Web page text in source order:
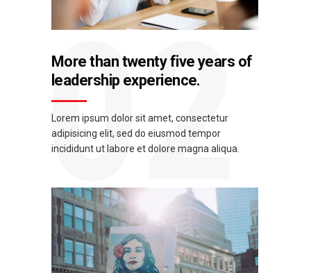
02
More than twenty five years of
leadership experience.
Lorem ipsum dolor sit amet, consectetur
adipisicing elit, sed do eiusmod tempor
incididunt ut labore et dolore magna aliqua.